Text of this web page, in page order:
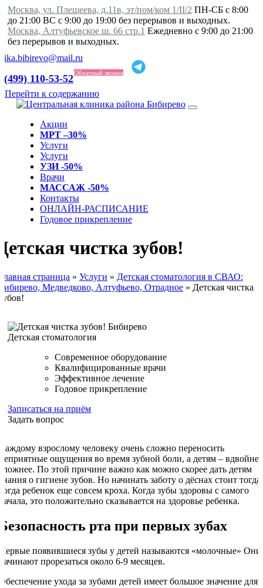
Москва, ул. Плещеева, д.11в, эт/пом/ком 1/II/2 ПН-СБ с 8:00
до 21:00 ВС с 9:00 до 19:00 без перерывов и выходных.
Москва, Алтуфьевское ш. 66 стр.1 Ежедневно с 9:00 до 21:00
без перерывов и выходных.
(499) 110-53-52
Обратный звонок
Перейти к содержанию
Акции
МРТ –30%
Услуги
Услуги
УЗИ -50%
Врачи
МАССАЖ -50%
Контакты
ОНЛАЙН-РАСПИСАНИЕ
Годовое прикрепление
чистка зубов!
страница » Услуги » Детская стоматология в СВАО:
Медведково, Алтуфьево, Отрадное » Детская чистка
Детская стоматология
Современное оборудование
Квалифицированные врачи
Эффективное лечение
Годовое прикрепление
Записаться на приём
Задать вопрос
взрослому человеку очень сложно переносить
ощущения во время зубной боли, а детям – вдвойне
По этой причине важно как можно скорее дать детям
о гигиене зубов. Но начинать заботу о дёснах стоит тогда,
ребенок еще совсем кроха. Когда зубы здоровы с самого
это положительно сказывается на здоровье ребенка.
рта при первых зубах
появившиеся зубы у детей называются «молочные» Они
прорезаться около 6-9 месяцев.
ухода за зубами детей имеет большое значение для